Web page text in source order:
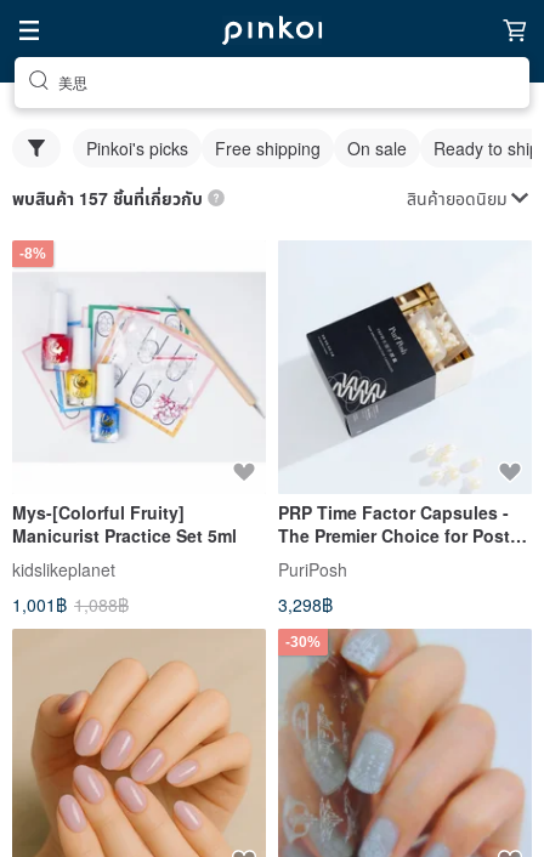
美思
Pinkoi's picks Free shipping On sale Ready to ship
พบสินค้า 157 ชิ้นที่เกี่ยวกับ สินค้ายอดนิยม
-8%
Mys-[Colorful Fruity]
Manicurist Practice Set 5ml
kidslikeplanet
1,001฿ 1,088฿
PRP Time Factor Capsules -
The Premier Choice for Post-
Medical Beauty Repair, A New
Approach to Skincare
PuriPosh
3,298฿
-30%